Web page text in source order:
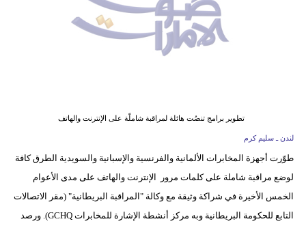
علوم
وتكنولوجيا
تطوير برامج تنصُت هائلة لمراقبة شاملّة على الإنترنت والهاتف
لندن ـ سليم كرم
طوّرت أجهزة المخابرات الألمانية والفرنسية والإسبانية والسويدية الطرق كافة
لوضع مراقبة شاملة على كلمات مرور الإنترنت والهاتف على مدى الأعوام
الخمس الأخيرة في شراكة وثيقة مع وكالة "المراقبة البريطانية" (مقر الاتصالات
التابع للحكومة البريطانية وبه مركز أنشطة الإشارة للمخابرات GCHQ). ورصد